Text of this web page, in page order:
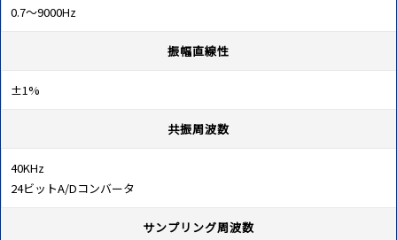
0.7～9000Hz
振幅直線性
±1%
共振周波数
40KHz
24ビットA/Dコンバータ
サンプリング周波数